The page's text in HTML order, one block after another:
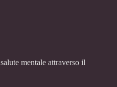
mentale attraverso il